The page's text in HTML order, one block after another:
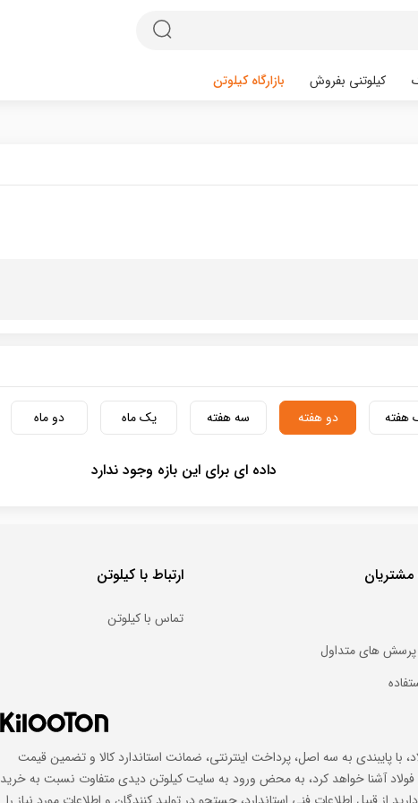
کیلوتنی بفروش بازارگاه کیلوتن
هفته دو هفته سه هفته یک ماه دو ماه
داده ای برای این بازه وجود ندارد
ارتباط با کیلوتن
تماس با کیلوتن
پرسش های متداول
پایبندی به سه اصل، پرداخت اینترنتی، ضمانت استاندارد کالا و تضمین قیمت
فولاد آشنا خواهد کرد، به محض ورود به سایت کیلوتن دیدی متفاوت نسبت به خرید